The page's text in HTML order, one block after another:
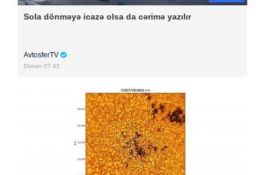
Sola dönməyə icazə olsa da cərimə yazılır
AvtosferTV
Dünən 07:43